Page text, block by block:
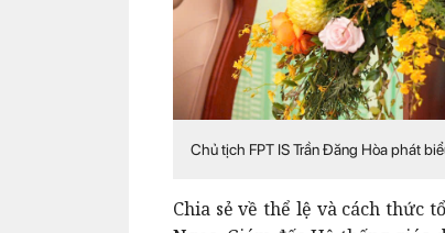
Chủ tịch FPT IS Trần Đăng Hòa phát
Chia sẻ về thể lệ và cách thức